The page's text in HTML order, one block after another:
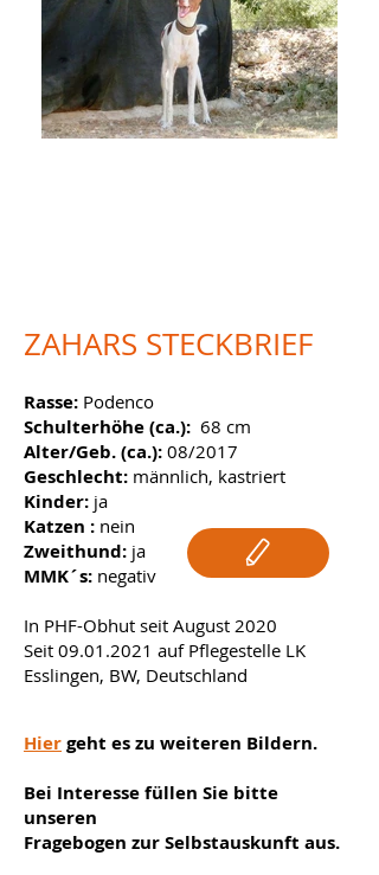
ZAHARS STECKBRIEF
Rasse: Podenco
Schulterhöhe (ca.): 68 cm
Alter/Geb. (ca.): 08/2017
Geschlecht: männlich, kastriert
Kinder: ja
Katzen : nein
Zweithund: ja
MMK´s: negativ
In PHF-Obhut seit August 2020
Seit 09.01.2021 auf Pflegestelle LK
Esslingen, BW, Deutschland ​
Hiergeht es zu weiteren Bildern.
Bei Interesse füllen Sie bitte
unseren
Fragebogen zur Selbstauskunft aus.